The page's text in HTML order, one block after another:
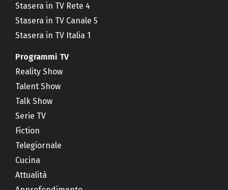
Stasera in TV Rete 4
Stasera in TV Canale 5
Stasera in TV Italia 1
Programmi TV
Reality Show
Talent Show
Talk Show
Serie TV
Fiction
Telegiornale
Cucina
Attualità